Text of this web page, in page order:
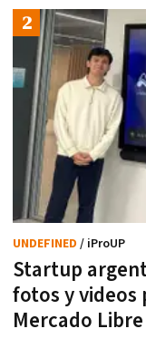
Startup
fotos y videos
Mercado Libre
UNDEFINED / iProUP